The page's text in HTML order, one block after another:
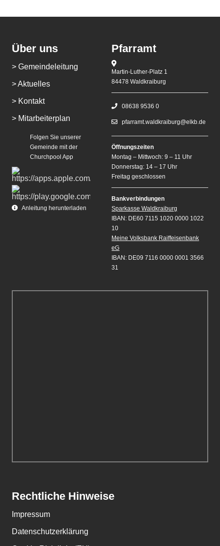
Über uns
> Gemeindeleitung
> Aktuelles
> Kontakt
> Mitarbeiterplan
Folgen Sie unserer
Gemeinde mit der
Churchpool App
Anleitung herunterladen
Pfarramt
Martin-Luther-Platz 1
84478 Waldkraiburg
08638 9536 0
pfarramt.waldkraiburg@elkb.de
Öffnungszeiten
Montag – Mittwoch: 9 – 11 Uhr
Donnerstag: 14 – 17 Uhr
Freitag geschlossen
Bankverbindungen
Sparkasse Waldkraiburg
IBAN: DE60 7115 1020 0000 1022
10
Meine Volksbank Raiffeisenbank
eG
IBAN: DE09 7116 0000 0001 3566
31
Rechtliche Hinweise
Impressum
Datenschutzerklärung